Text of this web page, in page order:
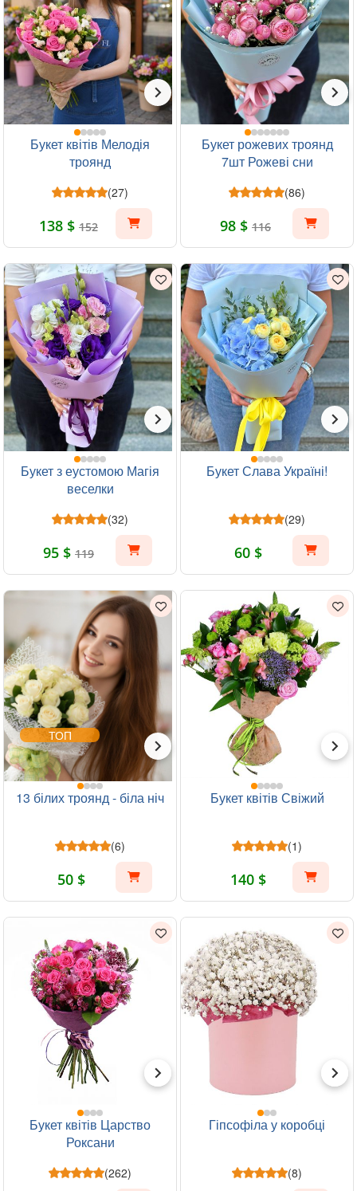
Букет квітів Мелодія
троянд
(27)
138 $ 152
Букет рожевих троянд
7шт Рожеві сни
(86)
98 $ 116
Букет з еустомою Магія
веселки
(32)
95 $ 119
Букет Слава Україні!
(29)
60 $
ТОП
13 білих троянд - біла ніч
(6)
50 $
Букет квітів Свіжий
(1)
140 $
Букет квітів Царство
Роксани
(262)
Гіпсофіла у коробці
(8)